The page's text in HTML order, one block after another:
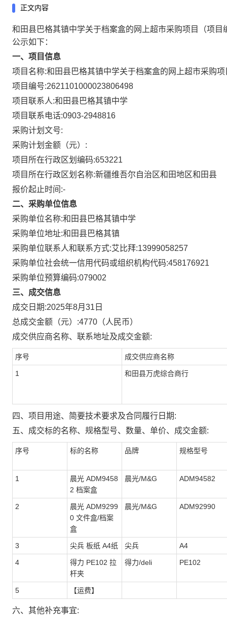
正文内容
和田县巴格其镇中学关于档案盒的网上超市采购项目
（项目
公示如下：
一、项目信息
项目名称:和田县巴格其镇中学关于档案盒的网上超市采购项
项目编号:2621101000023806498
项目联系人:和田县巴格其镇中学
项目联系电话:0903-2948816
采购计划文号:
采购计划金额（元）:
项目所在行政区划编码:653221
项目所在行政区划名称:新疆维吾尔自治区和田地区和田县
报价起止时间:-
二、采购单位信息
采购单位名称:和田县巴格其镇中学
采购单位地址:和田县巴格其镇
采购单位联系人和联系方式:艾比拜:13999058257
采购单位社会统一信用代码或组织机构代码:458176921
采购单位预算编码:079002
三、成交信息
成交日期:2025年8月31日
总成交金额（元）:4770 （人民币）
成交供应商名称、联系地址及成交金额:
序号 成交供应商名称
1 和田县万虎综合商行
四、项目用途、简要技术要求及合同履行日期:
五、成交标的名称、规格型号、数量、单价、成交金额:
序号 标的名称 品牌 规格型号
1
晨光 ADM9458
2 档案盒
晨光/M&G ADM94582
2
晨光 ADM9299
0 文件盒/档案
盒
晨光/M&G ADM92990
3 尖兵 板纸 A4纸 尖兵 A4
4
得力 PE102 拉
杆夹
得力/deli PE102
5 【运费】
六、其他补充事宜: